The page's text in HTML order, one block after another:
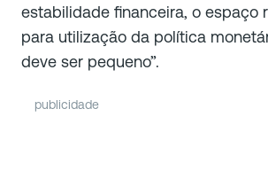
estabilidade financeira, o espaço
para utilização da política
deve ser pequeno”.
publicidade